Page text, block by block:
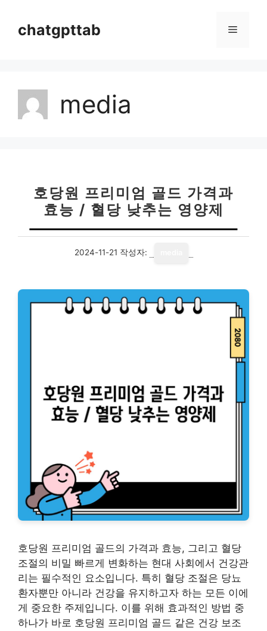
chatgpttab 메
media
호당원 프리미엄 골드 가격과
효능 / 혈당 낮추는 영양제
2024-11-21 작성자:
호당원 프리미엄 골드의 가격과 효능, 그리고 혈당
조절의 비밀 빠르게 변화하는 현대 사회에서 건강관
리는 필수적인 요소입니다. 특히 혈당 조절은 당뇨
환자뿐만 아니라 건강을 유지하고자 하는 모든 이에
게 중요한 주제입니다. 이를 위해 효과적인 방법 중
하나가 바로 호당원 프리미엄 골드 같은 건강 보조